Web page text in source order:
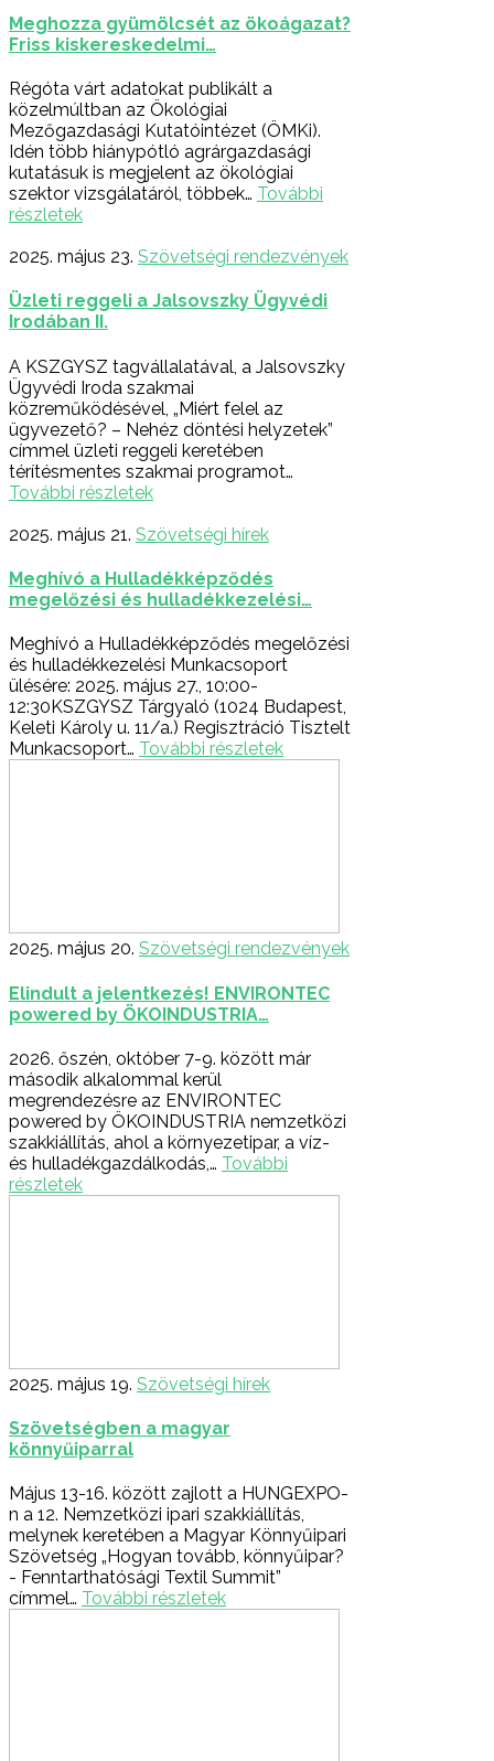
Meghozza gyümölcsét az ökoágazat?
Friss kiskereskedelmi…
Régóta várt adatokat publikált a
közelmúltban az Ökológiai
Mezőgazdasági Kutatóintézet (ÖMKi).
Idén több hiánypótló agrárgazdasági
kutatásuk is megjelent az ökológiai
szektor vizsgálatáról, többek… További
részletek
2025. május 23. Szövetségi rendezvények
Üzleti reggeli a Jalsovszky Ügyvédi
Irodában II.
A KSZGYSZ tagvállalatával, a Jalsovszky
Ügyvédi Iroda szakmai
közreműködésével, „Miért felel az
ügyvezető? – Nehéz döntési helyzetek”
címmel üzleti reggeli keretében
térítésmentes szakmai programot…
További részletek
2025. május 21. Szövetségi hírek
Meghívó a Hulladékképződés
megelőzési és hulladékkezelési…
Meghívó a Hulladékképződés megelőzési
és hulladékkezelési Munkacsoport
ülésére: 2025. május 27., 10:00-
12:30KSZGYSZ Tárgyaló (1024 Budapest,
Keleti Károly u. 11/a.) Regisztráció Tisztelt
Munkacsoport… További részletek
2025. május 20. Szövetségi rendezvények
Elindult a jelentkezés! ENVIRONTEC
powered by ÖKOINDUSTRIA…
2026. őszén, október 7-9. között már
második alkalommal kerül
megrendezésre az ENVIRONTEC
powered by ÖKOINDUSTRIA nemzetközi
szakkiállítás, ahol a környezetipar, a víz-
és hulladékgazdálkodás,… További
részletek
2025. május 19. Szövetségi hírek
Szövetségben a magyar
könnyűiparral
Május 13-16. között zajlott a HUNGEXPO-
n a 12. Nemzetközi ipari szakkiállítás,
melynek keretében a Magyar Könnyűipari
Szövetség „Hogyan tovább, könnyűipar?
- Fenntarthatósági Textil Summit”
címmel… További részletek